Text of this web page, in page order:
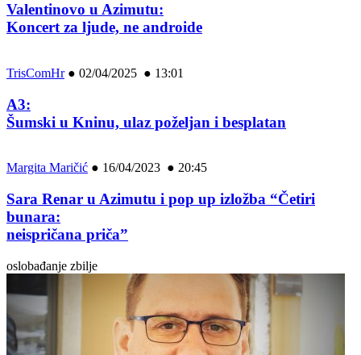
Valentinovo u Azimutu:
Koncert za ljude, ne androide
TrisComHr● 02/04/2025 ● 13:01
A3:
Šumski u Kninu, ulaz poželjan i besplatan
Margita Maričić ● 16/04/2023 ● 20:45
Sara Renar u Azimutu i pop up izložba “Četiri
bunara:
neispričana priča”
oslobađanje zbilje